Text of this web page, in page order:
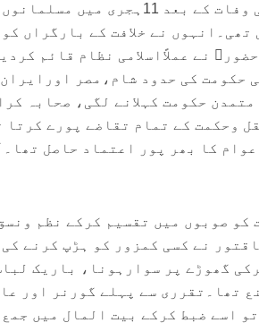
حسین وجمیل امتزاج تھے، حضرت ابوبکر صدیقؓ کی وفات کے بعد 11ہجری میں
نے خلافت کے بارگراں
نے عملاًاسلامی نظام قائم
حکومت کی حدود شام،مصر
حکومت کہلانے لگی، صحابہ
وحکمت کے تمام تقاضے پورے کرتا
کا بھر پور اعتماد حاصل
کو صوبوں میں تقسیم کرکے نظم
نے کسی کمزور کو ہڑپ کرنے
گھوڑے پر سوارہونا، باریک
تھا۔تقرری سے پہلے گورنر اور
اسے ضبط کرکے بیت المال میں جمع